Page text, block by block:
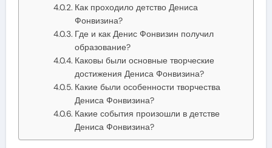
Как проходило детство Дениса
Фонвизина?
Где и как Денис Фонвизин получил
образование?
Каковы были основные творческие
достижения Дениса Фонвизина?
Какие были особенности творчества
Дениса Фонвизина?
Какие события произошли в детстве
Дениса Фонвизина?